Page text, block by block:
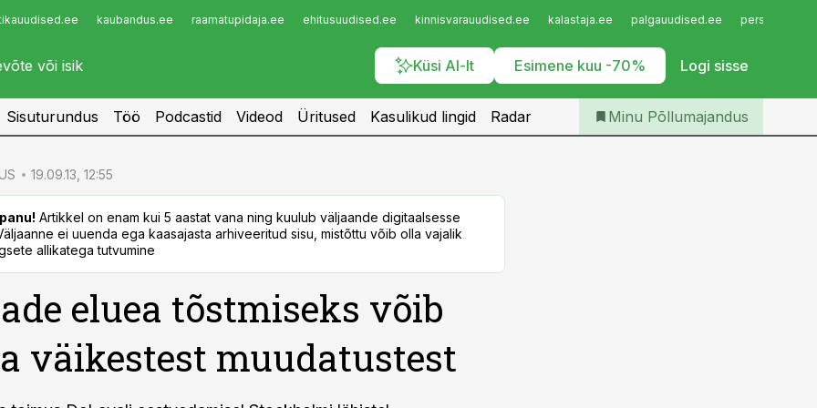
kaubandus.ee raamatupidaja.ee ehitusuudised.ee kinnisvarauudised.ee kalastaja.ee palgauudised.ee
Küsi AI-lt Esimene kuu -70% Logi sisse
Infopank
Iseteenindus
Telli Põllumajandus
Sisuturundus Töö Podcastid Videod Üritused Kasulikud lingid Radar Minu Põllumajandus
19.09.13, 12:55
Artikkel on enam kui 5 aastat vana ning kuulub väljaande digitaalsesse
ei uuenda ega kaasajasta arhiveeritud sisu, mistõttu võib olla vajalik
allikatega tutvumine
eluea tõstmiseks võib
väikestest muudatustest